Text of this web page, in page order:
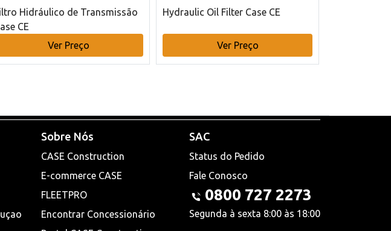
Hidráulico de Transmissão
CE
Ver Preço
Hydraulic Oil Filter Case CE
Ver Preço
Sobre Nós
CASE Construction
E-commerce CASE
FLEETPRO
Encontrar Concessionário
SAC
Status do Pedido
Fale Conosco
0800 727 2273
Segunda à sexta 8:00 às 18:00